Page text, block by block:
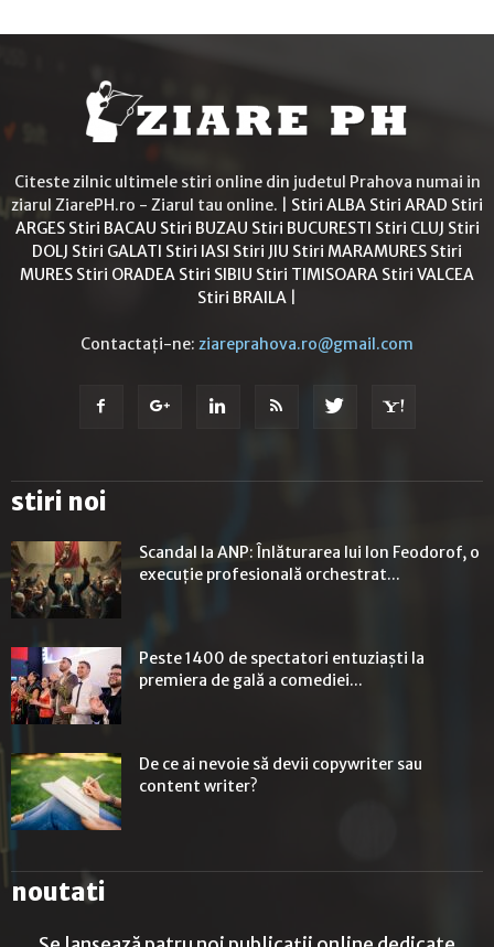
Citeste zilnic ultimele stiri online din judetul Prahova numai in
ziarul ZiarePH.ro - Ziarul tau online. | Stiri ALBA Stiri ARAD Stiri
ARGES Stiri BACAU Stiri BUZAU Stiri BUCURESTI Stiri CLUJ Stiri
DOLJ Stiri GALATI Stiri IASI Stiri JIU Stiri MARAMURES Stiri
MURES Stiri ORADEA Stiri SIBIU Stiri TIMISOARA Stiri VALCEA
Stiri BRAILA
Contactați-ne: ziareprahova.ro@gmail.com
stiri noi
Scandal la ANP: Înlăturarea lui Ion Feodorof, o
execuție profesională orchestrat...
Peste 1400 de spectatori entuziaști la
premiera de gală a comediei...
De ce ai nevoie să devii copywriter sau
content writer?
noutati